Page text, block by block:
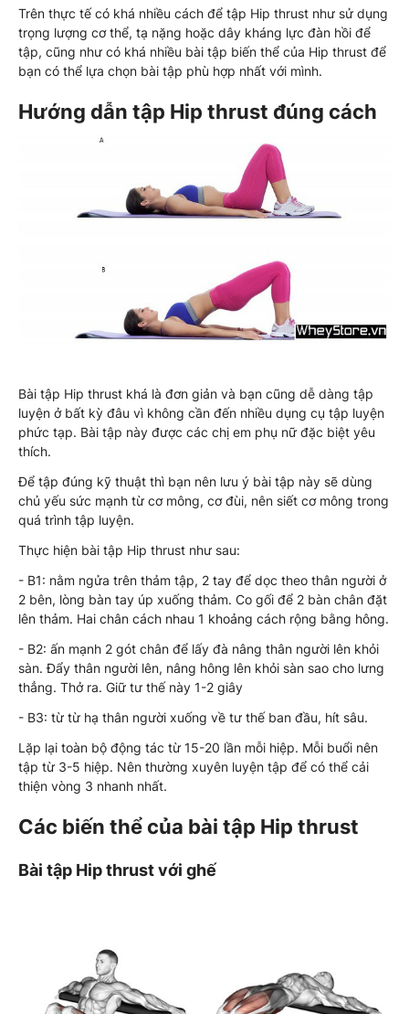
Trên thực tế có khá nhiều cách để tập Hip thrust như sử dụng
trọng lượng cơ thể, tạ nặng hoặc dây kháng lực đàn hồi để
tập, cũng như có khá nhiều bài tập biến thể của Hip thrust để
bạn có thể lựa chọn bài tập phù hợp nhất với mình.
Hướng dẫn tập Hip thrust đúng cách
Bài tập Hip thrust khá là đơn giản và bạn cũng dễ dàng tập
luyện ở bất kỳ đâu vì không cần đến nhiều dụng cụ tập luyện
phức tạp. Bài tập này được các chị em phụ nữ đặc biệt yêu
thích.
Để tập đúng kỹ thuật thì bạn nên lưu ý bài tập này sẽ dùng
chủ yếu sức mạnh từ cơ mông, cơ đùi, nên siết cơ mông trong
quá trình tập luyện.
Thực hiện bài tập Hip thrust như sau:
- B1: nằm ngửa trên thảm tập, 2 tay để dọc theo thân người ở
2 bên, lòng bàn tay úp xuống thảm. Co gối để 2 bàn chân đặt
lên thảm. Hai chân cách nhau 1 khoảng cách rộng bằng hông.
- B2: ấn mạnh 2 gót chân để lấy đà nâng thân người lên khỏi
sàn. Đẩy thân người lên, nâng hông lên khỏi sàn sao cho lưng
thẳng. Thở ra. Giữ tư thế này 1-2 giây
- B3: từ từ hạ thân người xuống về tư thế ban đầu, hít sâu.
Lặp lại toàn bộ động tác từ 15-20 lần mỗi hiệp. Mỗi buổi nên
tập từ 3-5 hiệp. Nên thường xuyên luyện tập để có thể cải
thiện vòng 3 nhanh nhất.
Các biến thể của bài tập Hip thrust
Bài tập Hip thrust với ghế